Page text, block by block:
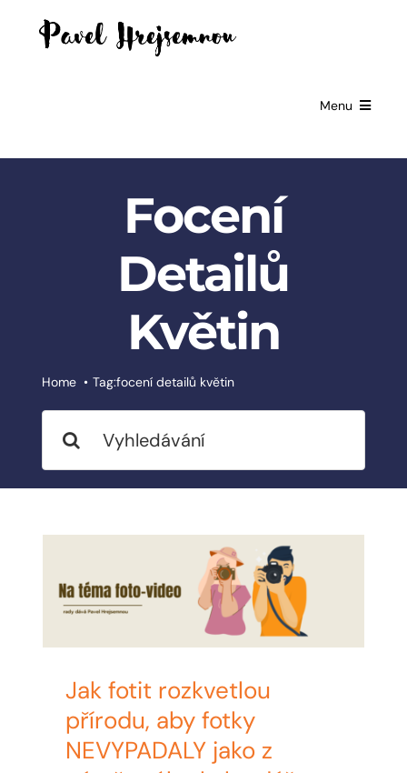
Menu
BUSINESSES
EXCLUSIVE
PARTNERSHIP
BOOKS
SLUŽBY
BLOG
MY ACCOUNT
ABOUT ME
CONTACT
Focení
Detailů
Květin
Home Tag:focení detailů květin
for:
Jak fotit rozkvetlou
přírodu, aby fotky
NEVYPADALY jako z